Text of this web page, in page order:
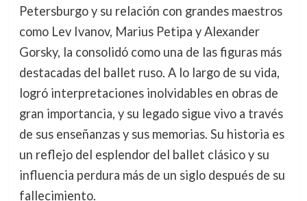
Petersburgo y su relación con grandes maestros
como Lev Ivanov, Marius Petipa y Alexander
Gorsky, la consolidó como una de las figuras más
destacadas del ballet ruso. A lo largo de su vida,
logró interpretaciones inolvidables en obras de
gran importancia, y su legado sigue vivo a través
de sus enseñanzas y sus memorias. Su historia es
un reflejo del esplendor del ballet clásico y su
influencia perdura más de un siglo después de su
fallecimiento.